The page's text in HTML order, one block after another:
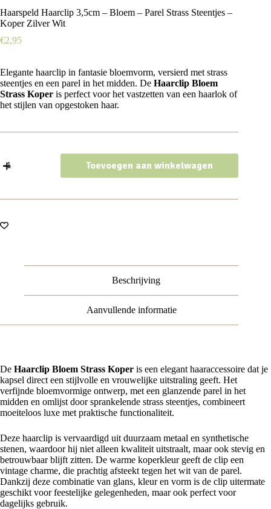
Haarspeld Haarclip 3,5cm – Bloem – Parel Strass Steentjes –
Koper Zilver Wit
€2,95
Elegante haarclip in fantasie bloemvorm, versierd met strass
steentjes en een parel in het midden. De Haarclip Bloem
Strass Koper is perfect voor het vastzetten van een haarlok of
het stijlen van opgestoken haar.
Haarclip
Bloem
Strass
Toevoegen aan winkelwagen
Beschrijving
Aanvullende informatie
De Haarclip Bloem Strass Koper is een elegant haaraccessoire dat je
kapsel direct een stijlvolle en vrouwelijke uitstraling geeft. Het
verfijnde bloemvormige ontwerp, met een glanzende parel in het
midden en omlijst door sprankelende strass steentjes, combineert
moeiteloos luxe met praktische functionaliteit.
Deze haarclip is vervaardigd uit duurzaam metaal en synthetische
stenen, waardoor hij niet alleen kwaliteit uitstraalt, maar ook stevig en
betrouwbaar blijft zitten. De warme koperkleur geeft de clip een
vintage charme, die prachtig afsteekt tegen het wit van de parel.
Dankzij deze combinatie van glans, kleur en vorm is de clip uitermate
geschikt voor feestelijke gelegenheden, maar ook perfect voor
dagelijks gebruik.